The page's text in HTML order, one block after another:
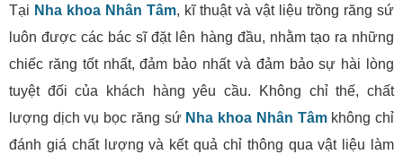
Tại Nha khoa Nhân Tâm, kĩ thuật và vật liệu trồng răng sứ
luôn được các bác sĩ đặt lên hàng đầu, nhằm tạo ra những
chiếc răng tốt nhất, đảm bảo nhất và đảm bảo sự hài lòng
tuyệt đối của khách hàng yêu cầu. Không chỉ thế, chất
lượng dịch vụ bọc răng sứ Nha khoa Nhân Tâmkhông chỉ
đánh giá chất lượng và kết quả chỉ thông qua vật liệu làm